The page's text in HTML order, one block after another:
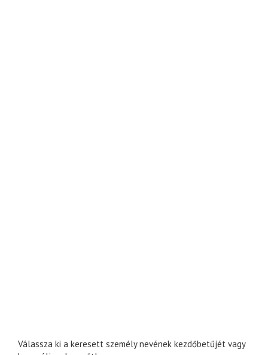
Válassza ki a keresett személy nevének kezdőbetűjét vagy